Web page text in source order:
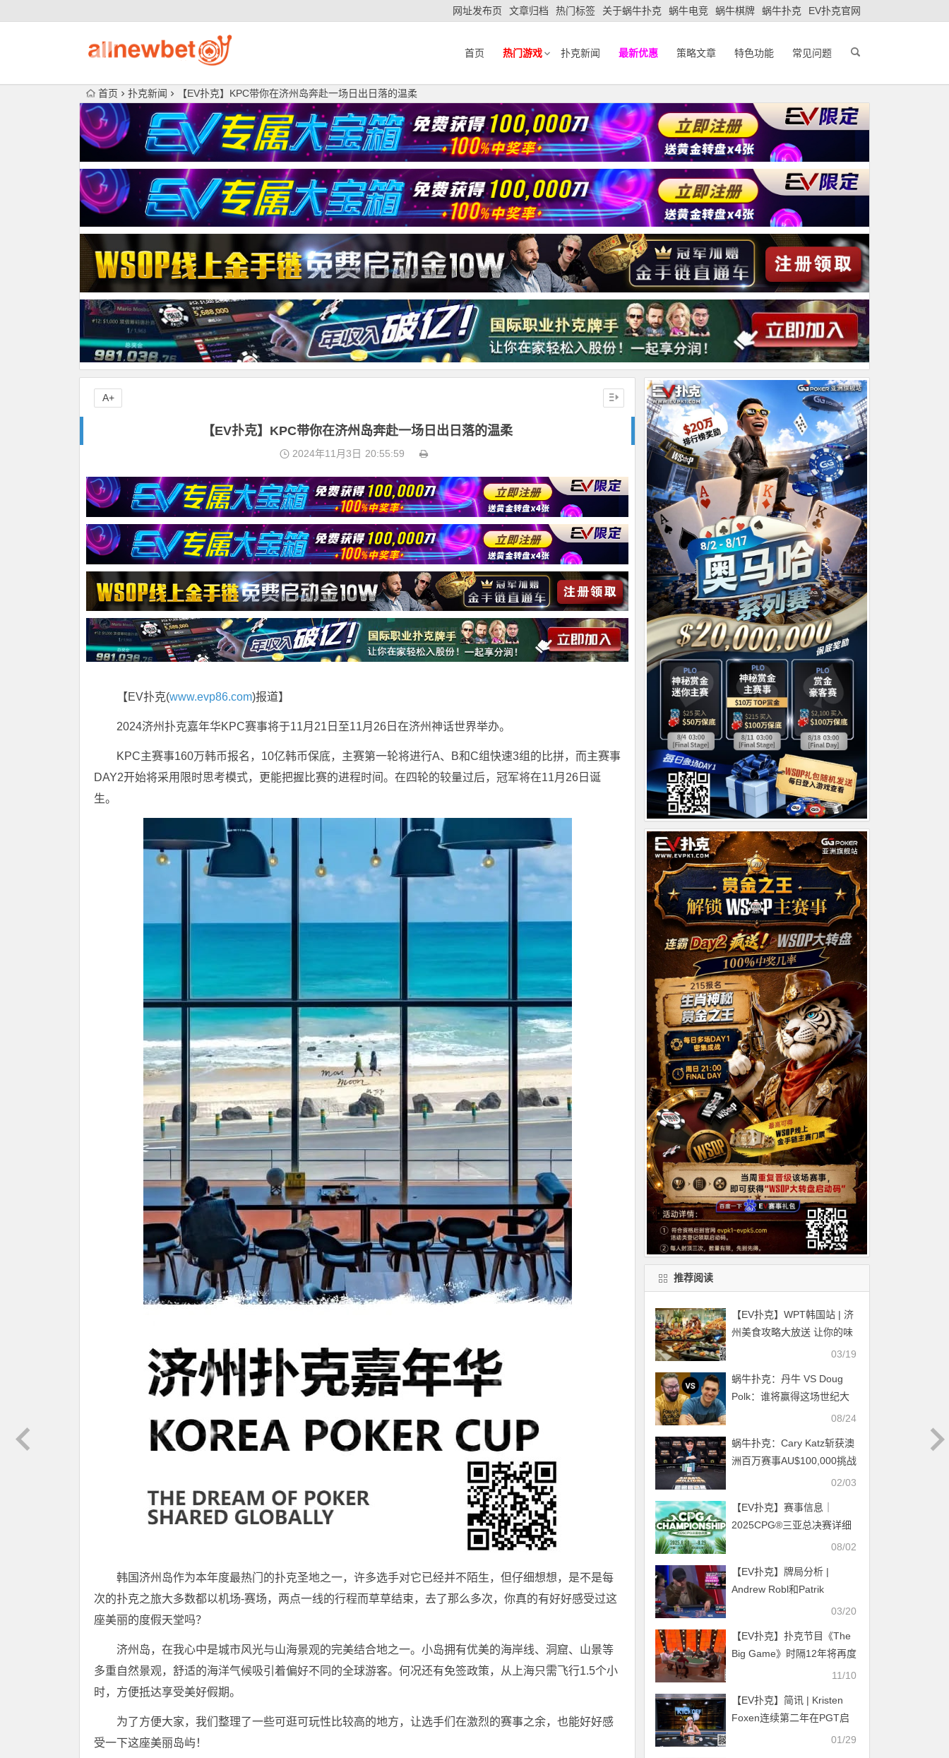
网址发布页 文章归档 热门标签 关于蜗牛扑克 蜗牛电竞 蜗牛棋牌 蜗牛扑克 EV扑克官网
首页 热门游戏 扑克新闻 最新优惠 策略文章 特色功能 常见问题
首页 扑克新闻 【EV扑克】KPC带你在济州岛奔赴一场日出日落的温柔
【EV扑克】KPC带你在济州岛奔赴一场日出日落的温柔
2024年11月3日 20:55:59
【EV扑克(www.evp86.com)报道】
2024济州扑克嘉年华KPC赛事将于11月21日至11月26日在济州神话世界举办。
KPC主赛事160万韩币报名，10亿韩币保底，主赛第一轮将进行A、B和C组快速3组的比拼，而主赛事
DAY2开始将采用限时思考模式，更能把握比赛的进程时间。在四轮的较量过后，冠军将在11月26日诞
生。
韩国济州岛作为本年度最热门的扑克圣地之一，许多选手对它已经并不陌生，但仔细想想，是不是每
次的扑克之旅大多数都以机场-赛场，两点一线的行程而草草结束，去了那么多次，你真的有好好感受过这
座美丽的度假天堂吗？
济州岛，在我心中是城市风光与山海景观的完美结合地之一。小岛拥有优美的海岸线、洞窟、山景等
多重自然景观，舒适的海洋气候吸引着偏好不同的全球游客。何况还有免签政策，从上海只需飞行1.5个小
时，方便抵达享受美好假期。
为了方便大家，我们整理了一些可逛可玩性比较高的地方，让选手们在激烈的赛事之余，也能好好感
受一下这座美丽岛屿！
A+
推荐阅读
【EV扑克】WPT韩国站 | 济
州美食攻略大放送 让你的味
03/19
蜗牛扑克：丹牛 VS Doug
Polk：谁将赢得这场世纪大
08/24
蜗牛扑克：Cary Katz斩获澳
洲百万赛事AU$100,000挑战
02/03
【EV扑克】赛事信息｜
2025CPG®三亚总决赛详细
赛程赛制及相关赛事规定08/02
【EV扑克】牌局分析 |
Andrew Robl和Patrik
Antonius的出的百万彩池03/20
【EV扑克】扑克节目《The
Big Game》时隔12年将再度
11/10
【EV扑克】简讯 | Kristen
Foxen连续第二年在PGT启
01/29